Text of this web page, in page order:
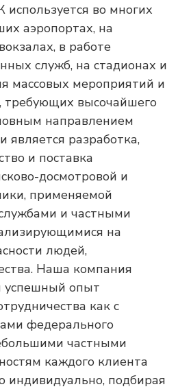
во многих
аэропортах, на
в работе
служб, на стадионах и
массовых мероприятий и
требующих высочайшего
направлением
является разработка,
и поставка
досмотровой и
применяемой
и частными
на
людей,
Наша компания
успешный опыт
как с
федерального
частными
каждого клиента
индивидуально, подбирая